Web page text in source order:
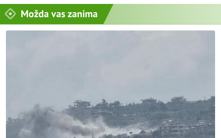
Možda vas zanima